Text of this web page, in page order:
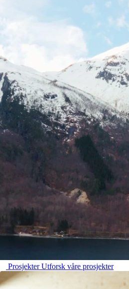
ProsjekterUtforsk våre prosjekter